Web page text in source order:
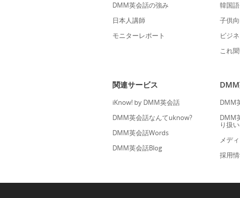
DMM英会話の強み
日本人講師
モニターレポート
韓国
子供
ビジ
これ
関連サービス
iKnow! by DMM英会話
DMM英会話なんてuknow?
DMM英会話Words
DMM英会話Blog
DMM
DMM
り扱
メデ
採用